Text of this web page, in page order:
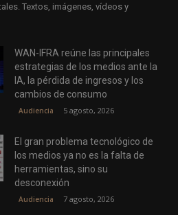
Textos, imágenes, vídeos y
WAN-IFRA reúne las principales
estrategias de los medios ante la
IA, la pérdida de ingresos y los
cambios de consumo
Audiencia 5 agosto, 2026
El gran problema tecnológico de
los medios ya no es la falta de
herramientas, sino su
desconexión
Audiencia 7 agosto, 2026